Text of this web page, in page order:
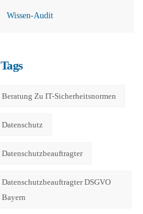
Wissen-Audit
Tags
Beratung Zu IT-Sicherheitsnormen
Datenschutz
Datenschutzbeauftragter
Datenschutzbeauftragter DSGVO
Bayern